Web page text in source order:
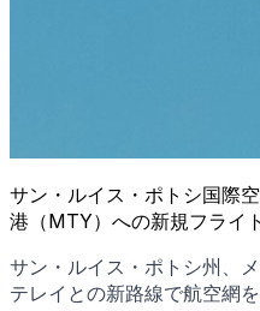
サン・ルイス・ポトシ国際
港（MTY）への新規フライ
サン・ルイス・ポトシ州、
テレイとの新路線で航空網